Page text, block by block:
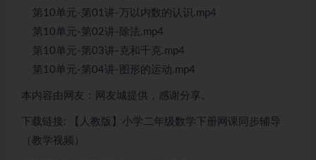
第10单元-第01讲-万以内数的认识.mp4
第10单元-第02讲-除法.mp4
第10单元-第03讲-克和千克.mp4
第10单元-第04讲-图形的运动.mp4
本内容由网友：网友城提供，感谢分享。
下载链接: 【人教版】小学二年级数学下册网课同步辅导
（教学视频）